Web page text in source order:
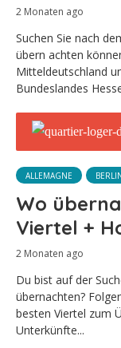
2 Monaten ago
Suchen Sie nach
übern achten
Mitteldeutschland
Bundeslandes
ALLEMAGNE
Wo
Viertel +
2 Monaten ago
Du bist auf der
übernachten?
besten Viertel zum
Unterkünfte...